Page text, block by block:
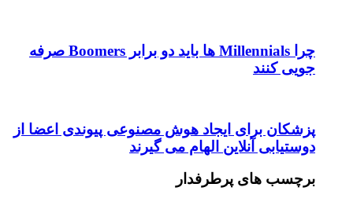
چرا Millennials ها باید دو برابر Boomers صرفه
جویی کنند
پزشکان برای ایجاد هوش مصنوعی پیوندی اعضا از
دوستیابی آنلاین الهام می گیرند
برچسب های پرطرفدار